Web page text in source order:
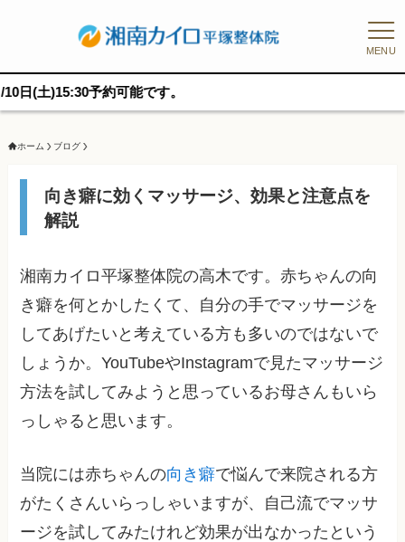
MENU
予約可能です。
ホーム ブログ
向き癖に効くマッサージ、効果と注意点を
解説
湘南カイロ平塚整体院の高木です。赤ちゃんの向
き癖を何とかしたくて、自分の手でマッサージを
してあげたいと考えている方も多いのではないで
しょうか。YouTubeやInstagramで見たマッサージ
方法を試してみようと思っているお母さんもいら
っしゃると思います。
当院には赤ちゃんの向き癖で悩んで来院される方
がたくさんいらっしゃいますが、自己流でマッサ
ージを試してみたけれど効果が出なかったという